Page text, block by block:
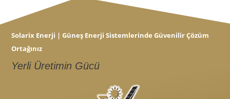
Solarix Enerji | Güneş Enerji Sistemlerinde Güvenilir Çözüm
Ortağınız
Yerli Üretimin Gücü